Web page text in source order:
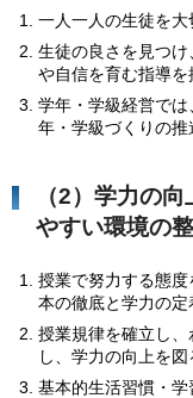
一人一人の生徒を大
生徒の良さを見つ
や自信を育む指導を
学年・学級経営で
年・学級づくりの推
（2）学力の
やすい環境の整
授業で努力する態
本の徹底と学力の定
授業規律を確立し
し、学力の向上を図
基本的生活習慣・